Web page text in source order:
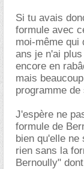
Si tu avais
formule avec
moi-même qui
ans je n'ai
encore en
mais
programme
J'espère ne
formule de
bien qu'elle
rien sans la
Bernoully"